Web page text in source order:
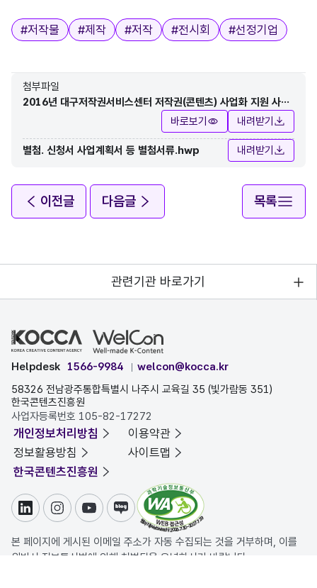
태그
#저작물 #제작 #저작 #전시회 #선정기업
첨부파일
2016년 대구저작권서비스센터 저작권(콘텐츠) 사업화 지원 사업
바로보기 내려받기
별첨. 신청서 사업계획서 등 별첨서류.hwp 내려받기
이전글 다음글 목록
관련기관 바로가기
Helpdesk 1566-9984
welcon@kocca.kr
58326 전남광주통합특별시 나주시 교육길 35 (빛가람동 351)
한국콘텐츠진흥원
사업자등록번호 105-82-17272
개인정보처리방침
이용약관
정보활용방침
사이트맵
한국콘텐츠진흥원
링크드인인스타그램
유튜브블로그
본 페이지에 게시된 이메일 주소가 자동 수집되는 것을 거부하며, 이를
위반시 정보통신법에 의해 처벌됨을 유념하시기 바랍니다.